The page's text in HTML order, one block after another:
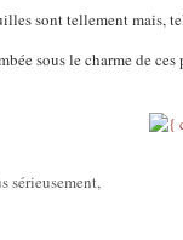
sont tellement mais,
sous le charme de
sérieusement,